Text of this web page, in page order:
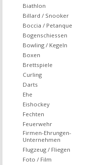
Biathlon
Billard / Snooker
Boccia / Petanque
Bogenschiessen
Bowling / Kegeln
Boxen
Brettspiele
Curling
Darts
Ehe
Eishockey
Fechten
Feuerwehr
Firmen-Ehrungen-
Unternehmen
Flugzeug / Fliegen
Foto / Film